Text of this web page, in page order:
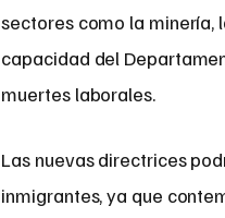
sectores como la minería,
capacidad del
muertes laborales.
Las nuevas directrices
inmigrantes, ya que